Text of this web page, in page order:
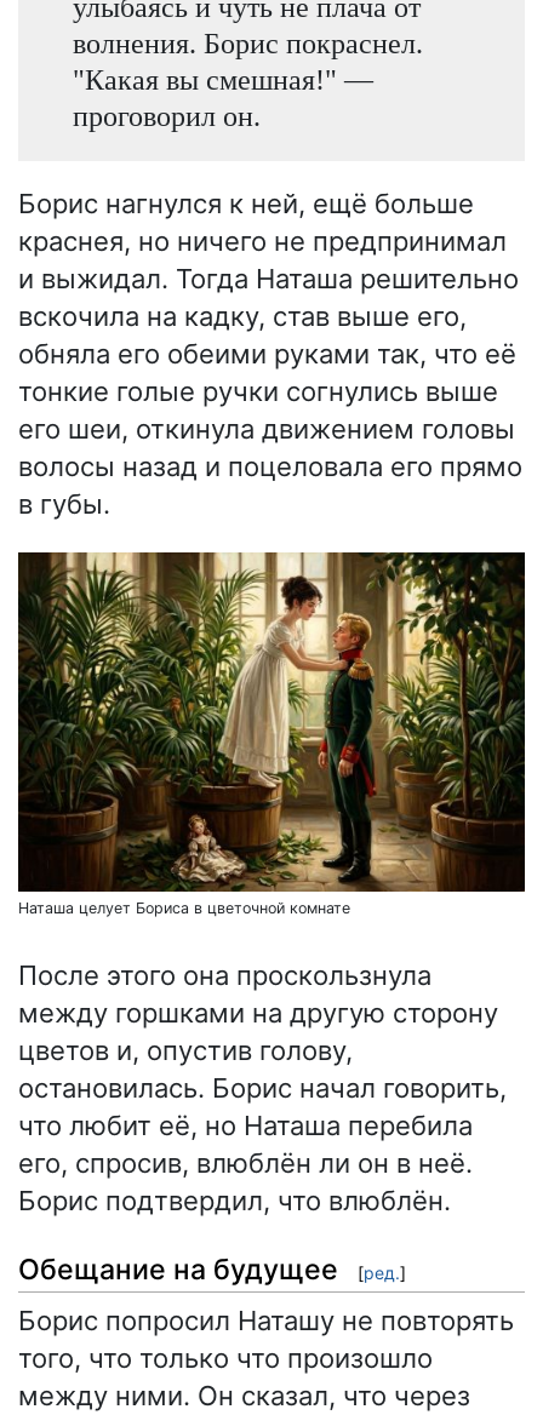
волнения. Борис покраснел.
"Какая вы смешная!" —
проговорил он.
Борис нагнулся к ней, ещё больше
краснея, но ничего не предпринимал
и выжидал. Тогда Наташа решительно
вскочила на кадку, став выше его,
обняла его обеими руками так, что её
тонкие голые ручки согнулись выше
его шеи, откинула движением головы
волосы назад и поцеловала его прямо
в губы.
Наташа целует Бориса в цветочной комнате
После этого она проскользнула
между горшками на другую сторону
цветов и, опустив голову,
остановилась. Борис начал говорить,
что любит её, но Наташа перебила
его, спросив, влюблён ли он в неё.
Борис подтвердил, что влюблён.
Обещание на будущее [ред.]
Борис попросил Наташу не повторять
того, что только что произошло
между ними. Он сказал, что через